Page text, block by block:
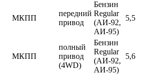
МКПП
передний
привод
Бензин
Regular
(АИ-92,
АИ-95)
5,5
МКПП
полный
привод
(4WD)
Бензин
Regular
(АИ-92,
АИ-95)
5,6